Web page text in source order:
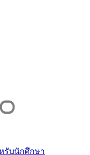
รับนักศึกษา